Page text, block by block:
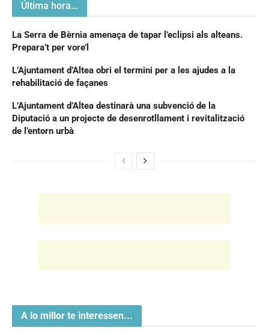
Última hora...
La Serra de Bèrnia amenaça de tapar l’eclipsi als alteans.
Prepara’t per vore’l
L’Ajuntament d’Altea obri el termini per a les ajudes a la
rehabilitació de façanes
L’Ajuntament d’Altea destinarà una subvenció de la
Diputació a un projecte de desenrotllament i revitalització
de l’entorn urbà
A lo millor te interessen...